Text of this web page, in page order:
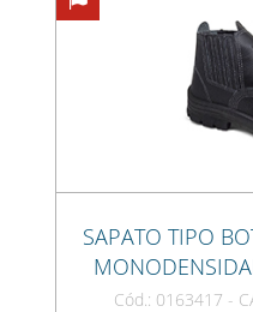
SAPATO TIPO
Cód.: 0163417 -